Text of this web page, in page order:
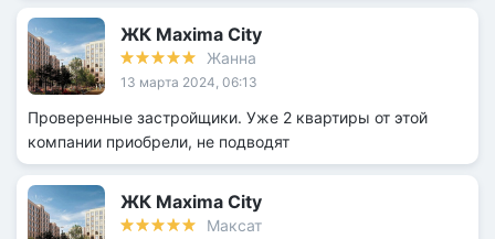
ЖК Maxima City
Жанна
13 марта 2024, 06:13
Проверенные застройщики. Уже 2 квартиры от этой
компании приобрели, не подводят
ЖК Maxima City
Максат